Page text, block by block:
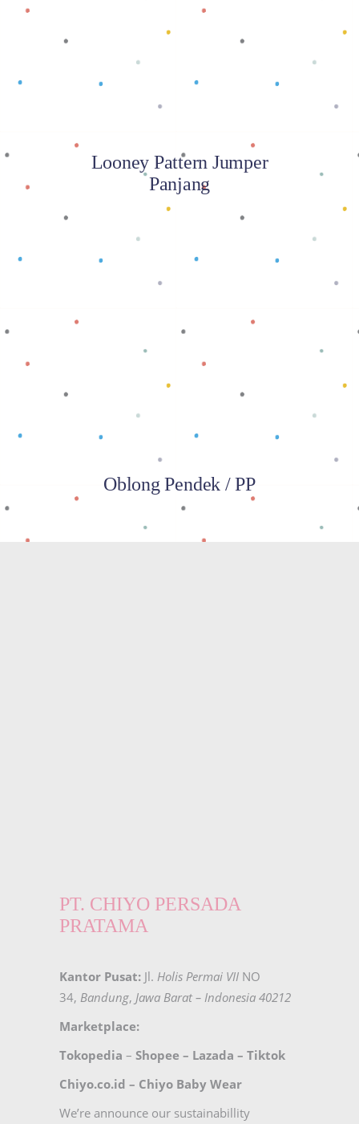
Baca selengkapnya
Looney Pattern Jumper
Panjang
Baca selengkapnya
Oblong Pendek / PP
PT. CHIYO PERSADA
PRATAMA
Kantor Pusat: Jl. Holis Permai VII NO
34, Bandung, Jawa Barat – Indonesia 40212
Marketplace:
Tokopedia – Shopee – Lazada – Tiktok
Chiyo.co.id – Chiyo Baby Wear
We’re announce our sustainabillity